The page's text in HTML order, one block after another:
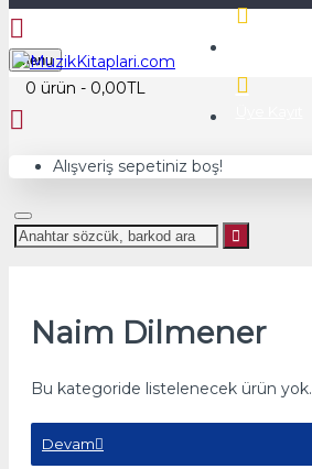
Menu
0 ürün - 0,00TL
Alışveriş sepetiniz boş!
Naim Dilmener
Bu kategoride listelenecek ürün yok.
Devam